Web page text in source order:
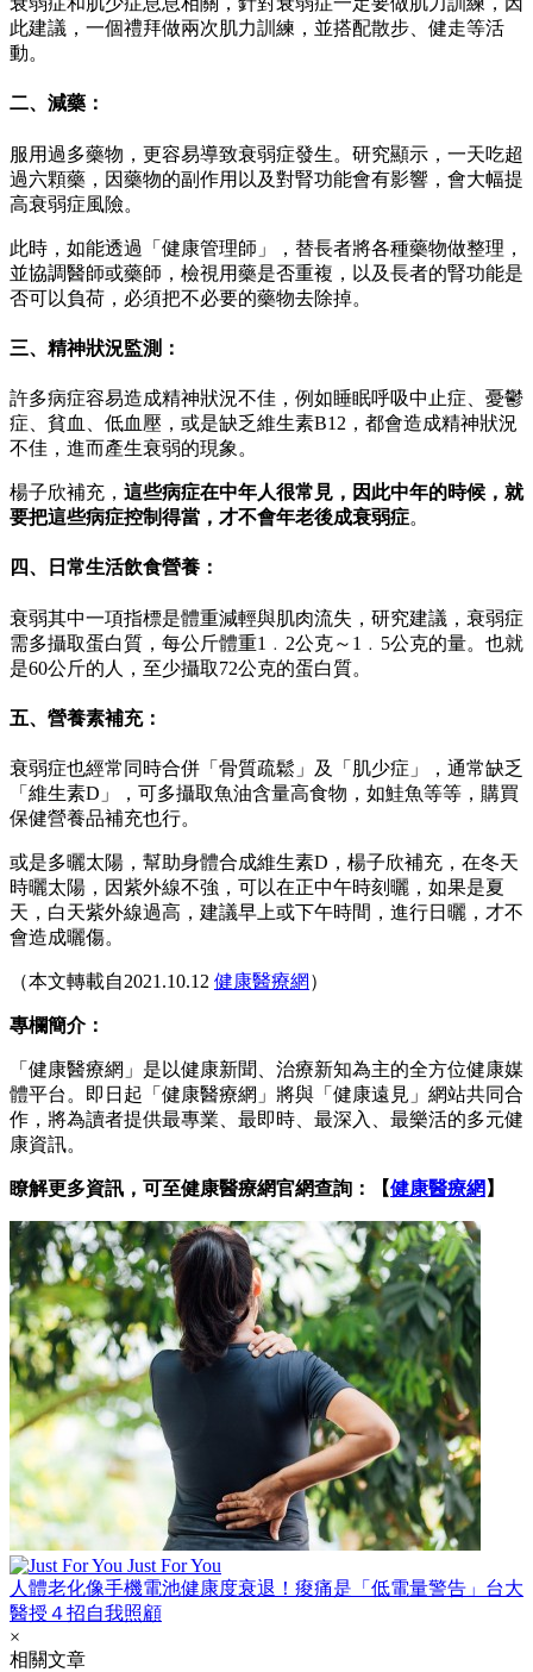
此建議，一個禮拜做兩次肌力訓練，並搭配散步、健走等活
動。
二、減藥：
服用過多藥物，更容易導致衰弱症發生。研究顯示，一天吃超
過六顆藥，因藥物的副作用以及對腎功能會有影響，會大幅提
高衰弱症風險。
此時，如能透過「健康管理師」，替長者將各種藥物做整理，
並協調醫師或藥師，檢視用藥是否重複，以及長者的腎功能是
否可以負荷，必須把不必要的藥物去除掉。
三、精神狀況監測：
許多病症容易造成精神狀況不佳，例如睡眠呼吸中止症、憂鬱
症、貧血、低血壓，或是缺乏維生素B12，都會造成精神狀況
不佳，進而產生衰弱的現象。
楊子欣補充， 這些病症在中年人很常見，因此中年的時候，就
要把這些病症控制得當，才不會年老後成衰弱症。
四、日常生活飲食營養：
衰弱其中一項指標是體重減輕與肌肉流失，研究建議，衰弱症
需多攝取蛋白質，每公斤體重1﹒2公克～1﹒5公克的量。也就
是60公斤的人，至少攝取72公克的蛋白質。
五、營養素補充：
衰弱症也經常同時合併「骨質疏鬆」及「肌少症」，通常缺乏
「維生素D」，可多攝取魚油含量高食物，如鮭魚等等，購買
保健營養品補充也行。
或是多曬太陽，幫助身體合成維生素D，楊子欣補充，在冬天
時曬太陽，因紫外線不強，可以在正中午時刻曬，如果是夏
天，白天紫外線過高，建議早上或下午時間，進行日曬，才不
會造成曬傷。
（本文轉載自2021.10.12 健康醫療網 ）
專欄簡介：
「健康醫療網」是以健康新聞、治療新知為主的全方位健康媒
體平台。即日起「健康醫療網」將與「健康遠見」網站共同合
作，將為讀者提供最專業、最即時、最深入、最樂活的多元健
康資訊。
瞭解更多資訊，可至健康醫療網官網查詢：【健康醫療網 】
Just For You
人體老化像手機電池健康度衰退！痠痛是「低電量警告」台大
醫授４招自我照顧
×
相關文章